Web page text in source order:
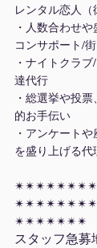
レンタル恋人（
・人数合わせ
コンサポート/
・ナイトクラ
達代行
・総選挙や投
的お手伝い
・アンケート
を盛り上げる代
✴︎✴︎✴︎✴︎✴︎✴︎✴︎
スタッフ急募